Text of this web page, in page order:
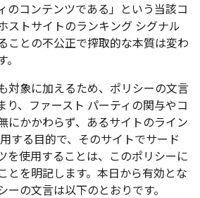
のコンテンツである」という当該コ
ストサイトのランキング シグナル
ことの不公正で搾取的な本質は変わ
対象に加えるため、ポリシーの文言
り、ファースト パーティの関与やコ
にかかわらず、あるサイトのライン
する目的で、そのサイトでサード
を使用することは、このポリシーに
とを明記します。本日から有効とな
ーの文言は以下のとおりです。